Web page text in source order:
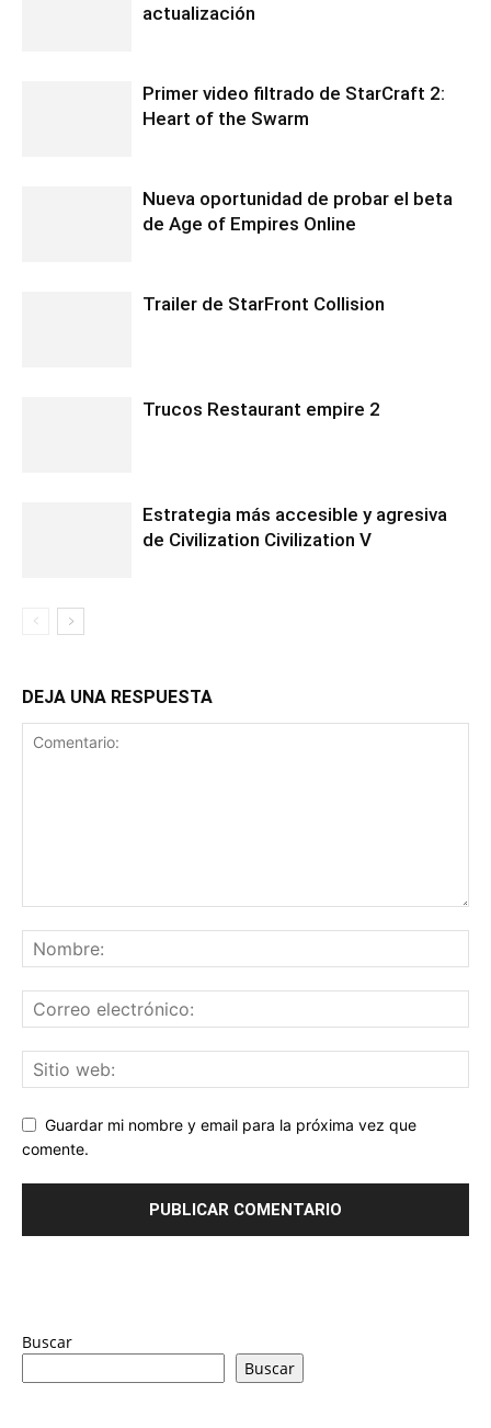
actualización
Primer video filtrado de StarCraft 2:
Heart of the Swarm
Nueva oportunidad de probar el beta
de Age of Empires Online
Trailer de StarFront Collision
Trucos Restaurant empire 2
Estrategia más accesible y agresiva
de Civilization Civilization V
DEJA UNA RESPUESTA
Guardar mi nombre y email para la próxima vez que
comente.
Buscar
Buscar